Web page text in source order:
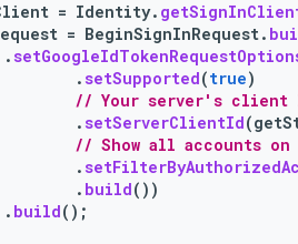
= Identity.
= BeginSignInRequest.
.
.setSupported(true)
// Your server's client
.setServerClientId(
// Show all accounts
.
. build())
. build();